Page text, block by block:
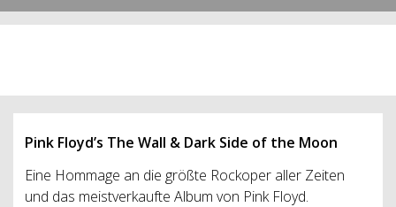
Pink Floyd’s The Wall & Dark Side of the Moon
Eine Hommage an die größte Rockoper aller Zeiten
und das meistverkaufte Album von Pink Floyd.